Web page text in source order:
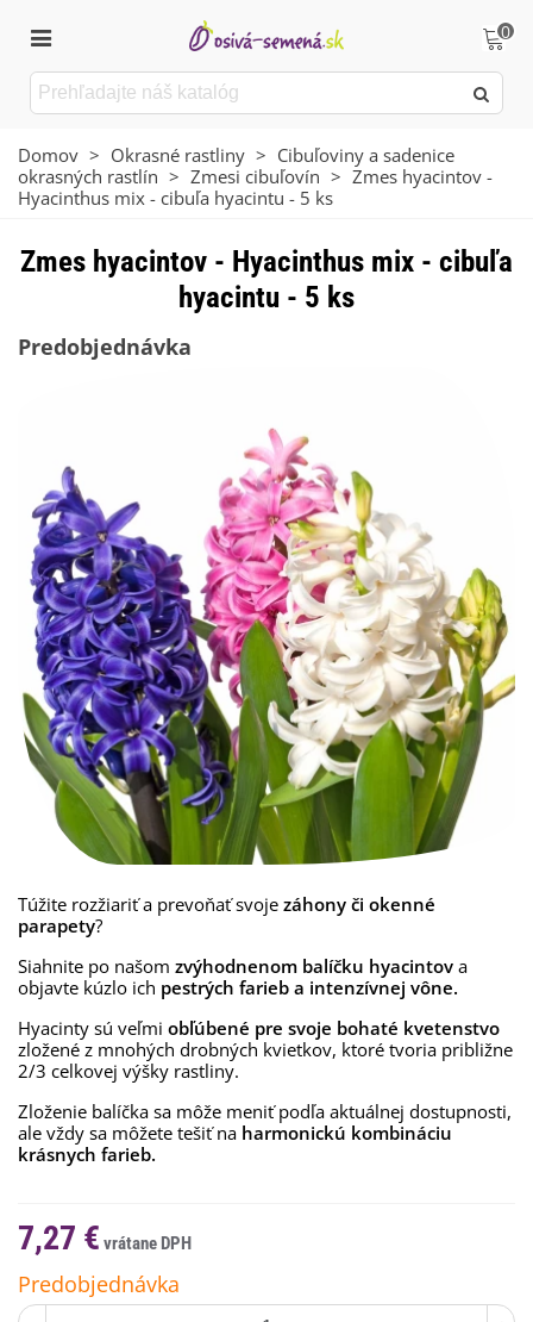
0
Domov > Okrasné rastliny > Cibuľoviny a sadenice
okrasných rastlín > Zmesi cibuľovín > Zmes hyacintov -
Hyacinthus mix - cibuľa hyacintu - 5 ks
Zmes hyacintov - Hyacinthus mix - cibuľa
hyacintu - 5 ks
Predobjednávka
Túžite rozžiariť a prevoňať svoje záhony či okenné
parapety?
Siahnite po našom zvýhodnenom balíčku hyacintov a
objavte kúzlo ich pestrých farieb a intenzívnej vône.
Hyacinty sú veľmi obľúbené pre svoje bohaté kvetenstvo
zložené z mnohých drobných kvietkov, ktoré tvoria približne
2/3 celkovej výšky rastliny.
Zloženie balíčka sa môže meniť podľa aktuálnej dostupnosti,
ale vždy sa môžete tešiť na harmonickú kombináciu
krásnych farieb.
7,27 €
Predobjednávka